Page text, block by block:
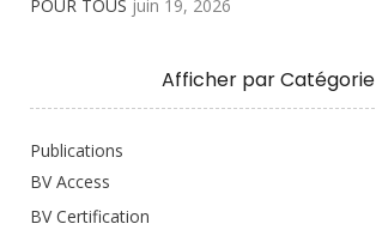
POUR TOUS juin 19, 2026
Afficher par Catégorie
Publications
BV Access
BV Certification